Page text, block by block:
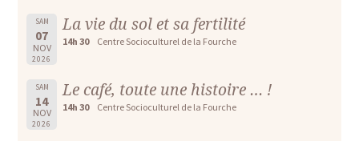
SAM
07
NOV
2026
La vie du sol et sa fertilité
14h 30 Centre Socioculturel de la Fourche
SAM
14
NOV
2026
Le café, toute une histoire … !
14h 30 Centre Socioculturel de la Fourche